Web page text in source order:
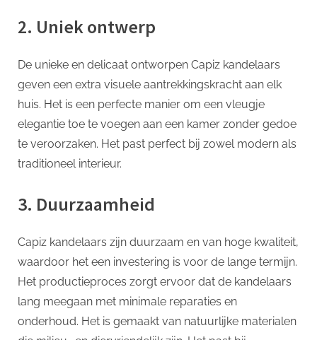
2. Uniek ontwerp
De unieke en delicaat ontworpen Capiz kandelaars
geven een extra visuele aantrekkingskracht aan elk
huis. Het is een perfecte manier om een ​​vleugje
elegantie toe te voegen aan een kamer zonder gedoe
te veroorzaken. Het past perfect bij zowel modern als
traditioneel interieur.
3. Duurzaamheid
Capiz kandelaars zijn duurzaam en van hoge kwaliteit,
waardoor het een investering is voor de lange termijn.
Het productieproces zorgt ervoor dat de kandelaars
lang meegaan met minimale reparaties en
onderhoud. Het is gemaakt van natuurlijke materialen